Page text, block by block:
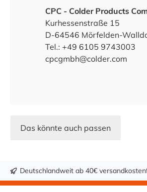
CPC - Colder Products
Kurhessenstraße 15
D-64546 Mörfelden-
Tel.: +49 6105 9743003
cpcgmbh@colder.com
Das könnte auch passen
Deutschlandweit ab 40€